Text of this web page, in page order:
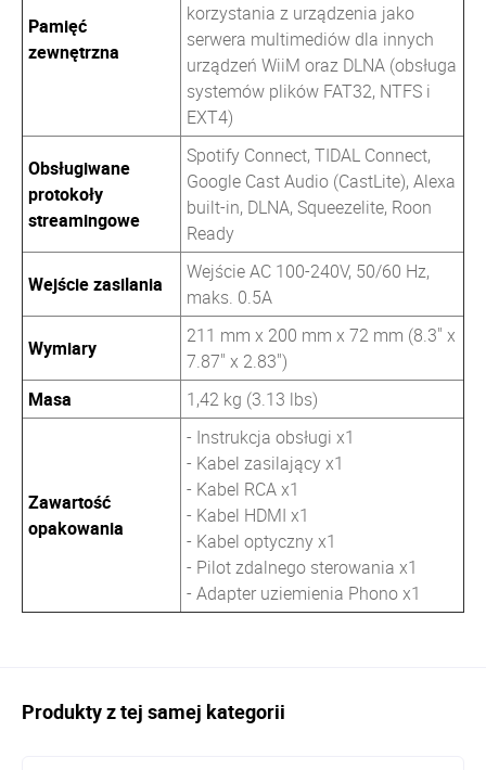
Pamięć
zewnętrzna
korzystania z urządzenia jako
serwera multimediów dla innych
urządzeń WiiM oraz DLNA (obsługa
systemów plików FAT32, NTFS i
EXT4)
Obsługiwane
protokoły
streamingowe
Spotify Connect, TIDAL Connect,
Google Cast Audio (CastLite), Alexa
built-in, DLNA, Squeezelite, Roon
Ready
Wejście zasilania
Wejście AC 100-240V, 50/60 Hz,
maks. 0.5A
Wymiary
211 mm x 200 mm x 72 mm (8.3" x
7.87" x 2.83")
Masa
1,42 kg (3.13 lbs)
Zawartość
opakowania
- Instrukcja obsługi x1
- Kabel zasilający x1
- Kabel RCA x1
- Kabel HDMI x1
- Kabel optyczny x1
- Pilot zdalnego sterowania x1
- Adapter uziemienia Phono x1
Produkty z tej samej kategorii